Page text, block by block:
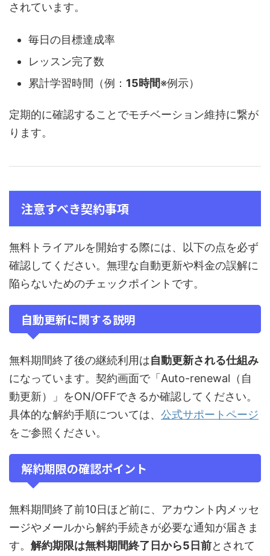
されています。
毎日の目標達成率
レッスン完了数
累計学習時間（例： 15時間※例示）
定期的に確認することでモチベーション維持に繋が
ります。
注意すべき契約事項
無料トライアルを開始する際には、以下の点を必ず
確認してください。無理な自動更新や料金の誤解に
陥らないためのチェックポイントです。
自動更新に関する説明
無料期間終了後の継続利用は自動更新される仕組み
になっています。契約画面で「Auto-renewal（自
動更新）」をON/OFFできるか確認してください。
具体的な解約手順については、 公式サポートページ
をご参照ください。
解約期限の確認ポイント
無料期間終了前10日ほど前に、アカウント内メッセ
ージやメールから解約手続きが必要な通知が届きま
す。 解約期限は無料期間終了日から5日前とされて